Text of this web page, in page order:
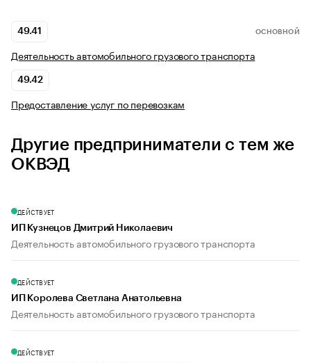
49.41 ОСНОВНОЙ
Деятельность автомобильного грузового транспорта
49.42
Предоставление услуг по перевозкам
Другие предприниматели с тем же
ОКВЭД
ДЕЙСТВУЕТ
ИП Кузнецов Дмитрий Николаевич
Деятельность автомобильного грузового транспорта
ДЕЙСТВУЕТ
ИП Королева Светлана Анатольевна
Деятельность автомобильного грузового транспорта
ДЕЙСТВУЕТ